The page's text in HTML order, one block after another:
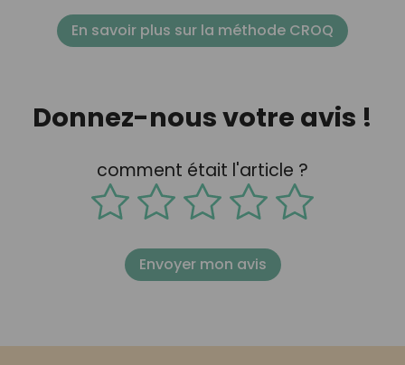
En savoir plus sur la méthode CROQ
Donnez-nous votre avis !
comment était l'article ?
Envoyer mon avis